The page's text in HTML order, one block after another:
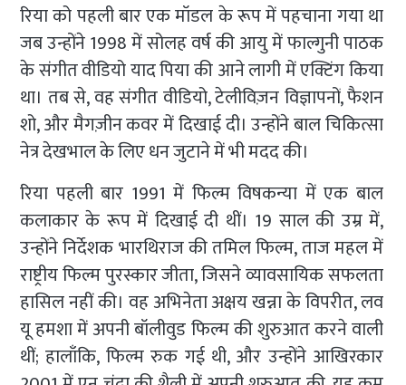
रिया को पहली बार एक मॉडल के रूप में पहचाना गया था
जब उन्होंने 1998 में सोलह वर्ष की आयु में फाल्गुनी पाठक
के संगीत वीडियो याद पिया की आने लागी में एक्टिंग किया
था। तब से, वह संगीत वीडियो, टेलीविज़न विज्ञापनों, फैशन
शो, और मैगज़ीन कवर में दिखाई दी। उन्होंने बाल चिकित्सा
नेत्र देखभाल के लिए धन जुटाने में भी मदद की।
रिया पहली बार 1991 में फिल्म विषकन्या में एक बाल
कलाकार के रूप में दिखाई दी थीं। 19 साल की उम्र में,
उन्होंने निर्देशक भारथिराज की तमिल फिल्म, ताज महल में
राष्ट्रीय फिल्म पुरस्कार जीता, जिसने व्यावसायिक सफलता
हासिल नहीं की। वह अभिनेता अक्षय खन्ना के विपरीत, लव
यू हमशा में अपनी बॉलीवुड फिल्म की शुरुआत करने वाली
थीं; हालाँकि, फिल्म रुक गई थी, और उन्होंने आखिरकार